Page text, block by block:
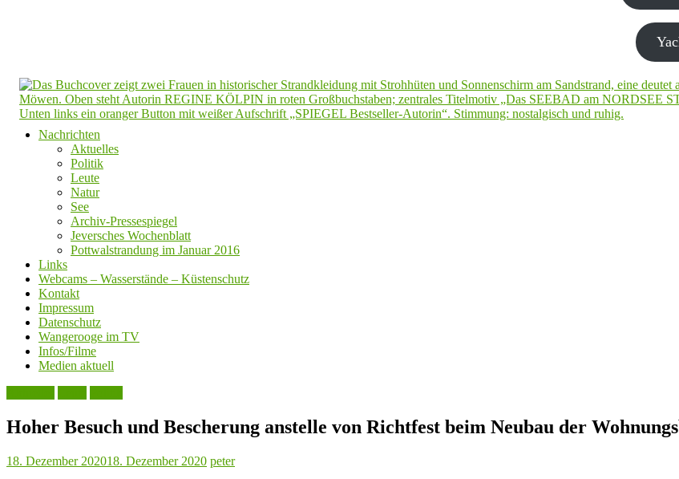
Nachrichten
Aktuelles
Politik
Leute
Natur
See
Archiv-Pressespiegel
Jeversches Wochenblatt
Pottwalstrandung im Januar 2016
Links
Webcams – Wasserstände – Küstenschutz
Kontakt
Impressum
Datenschutz
Wangerooge im TV
Infos/Filme
Medien aktuell
Hoher Besuch und Bescherung anstelle von Richtfest beim Neubau der
18. Dezember 202018. Dezember 2020 peter